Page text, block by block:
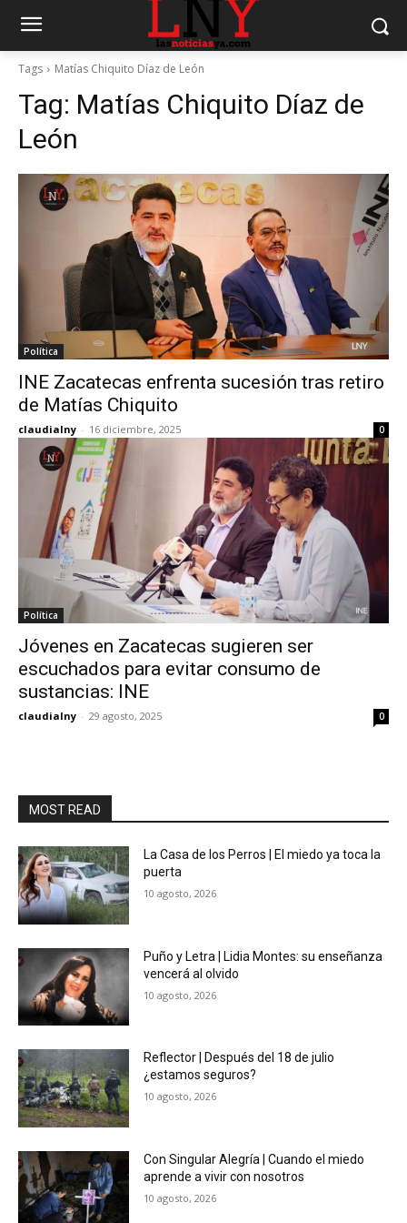
Tags Matías Chiquito Díaz de León
Tag: Matías Chiquito Díaz de
León
Política
INE Zacatecas enfrenta sucesión tras retiro
de Matías Chiquito
claudialny - 16 diciembre, 2025 0
Política
Jóvenes en Zacatecas sugieren ser
escuchados para evitar consumo de
sustancias: INE
claudialny - 29 agosto, 2025 0
MOST READ
La Casa de los Perros | El miedo ya toca la
puerta
10 agosto, 2026
Puño y Letra | Lidia Montes: su enseñanza
vencerá al olvido
10 agosto, 2026
Reflector | Después del 18 de julio
¿estamos seguros?
10 agosto, 2026
Con Singular Alegría | Cuando el miedo
aprende a vivir con nosotros
10 agosto, 2026